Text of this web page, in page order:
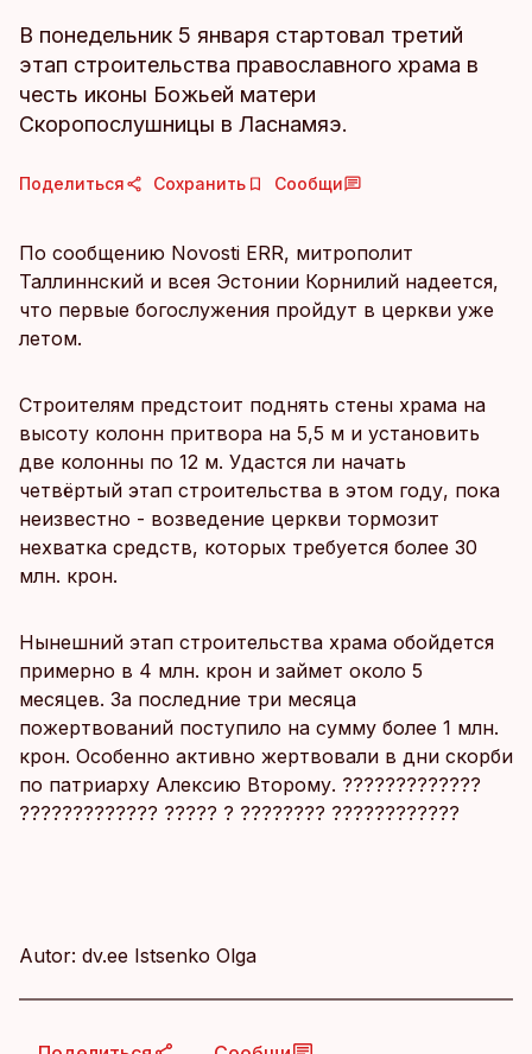
В понедельник 5 января стартовал третий
этап строительства православного храма в
честь иконы Божьей матери
Скоропослушницы в Ласнамяэ.
Поделиться Сохранить Сообщи
По сообщению Novosti ERR, митрополит
Таллиннский и всея Эстонии Корнилий надеется,
что первые богослужения пройдут в церкви уже
летом.
Строителям предстоит поднять стены храма на
высоту колонн притвора на 5,5 м и установить
две колонны по 12 м. Удастся ли начать
четвёртый этап строительства в этом году, пока
неизвестно - возведение церкви тормозит
нехватка средств, которых требуется более 30
млн. крон.
Нынешний этап строительства храма обойдется
примерно в 4 млн. крон и займет около 5
месяцев. За последние три месяца
пожертвований поступило на сумму более 1 млн.
крон. Особенно активно жертвовали в дни скорби
по патриарху Алексию Второму. ?????????????
????????????? ????? ? ???????? ????????????
Autor: dv.ee Istsenko Olga